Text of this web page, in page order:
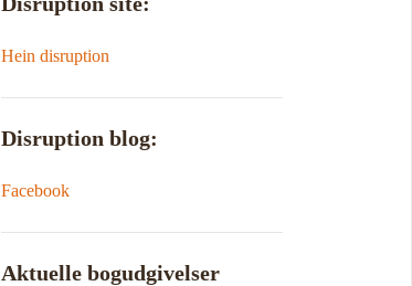
Hein disruption
Disruption blog:
Facebook
Aktuelle bogudgivelser